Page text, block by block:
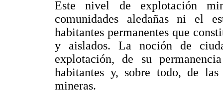
Este nivel de explotación
comunidades aledañas ni el
habitantes permanentes que
y aislados. La noción de
explotación, de su
habitantes y, sobre todo, de
mineras.